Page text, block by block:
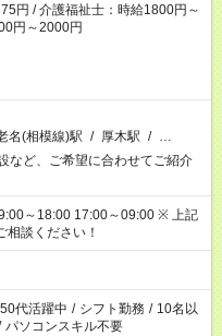
円 / 介護福祉士：時給1800円～
円～2000円
名(相模線)駅 / 厚木駅 / …
ど、ご希望に合わせてご紹介
～18:00 17:00～09:00 ※ 上記
談ください！
代活躍中 / シフト勤務 / 10名以
パソコンスキル不要